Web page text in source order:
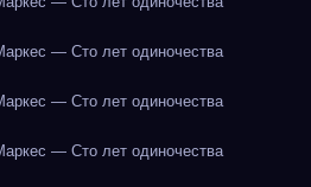
— Сто лет одиночества
— Сто лет одиночества
— Сто лет одиночества